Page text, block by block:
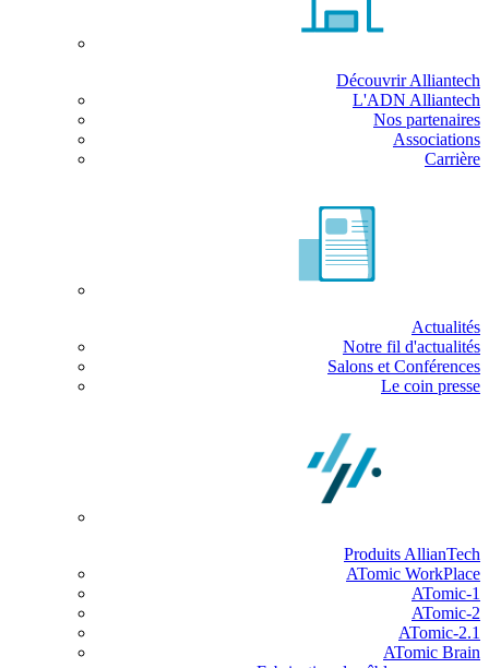
Découvrir Alliantech
L'ADN Alliantech
Nos partenaires
Associations
Carrière
Actualités
Notre fil d'actualités
Salons et Conférences
Le coin presse
Produits AllianTech
ATomic WorkPlace
ATomic-1
ATomic-2
ATomic-2.1
ATomic Brain